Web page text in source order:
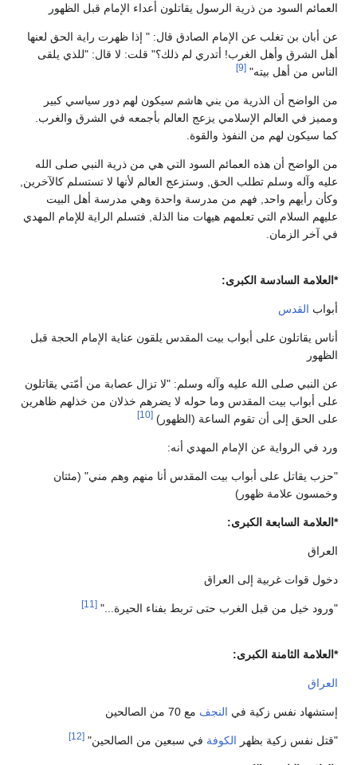
العمائم السود من ذرية الرسول يقاتلون أعداء الإمام قبل الظهور
عن أبان بن تغلب عن الإمام الصادق قال: " إذا ظهرت راية الحق لعنها
أهل الشرق وأهل الغرب! أتدري لم ذلك؟" قلت: لا قال: "للذي يلقى
الناس من أهل بيته" [9]
من الواضح أن الذرية من بني هاشم سيكون لهم دور سياسي كبير
ومميز في العالم الإسلامي يزعج العالم بأجمعه في الشرق والغرب.
كما سيكون لهم من النفوذ والقوة.
من الواضح أن هذه العمائم السود التي هي من ذرية النبي صلى الله
عليه وآله وسلم تطلب الحق, وستزعج العالم لأنها لا تستسلم كالآخرين,
وكأن رأيهم واحد, فهم من مدرسة واحدة وهي مدرسة أهل البيت
عليهم السلام التي تعلمهم هيهات منا الذلة, فتسلم الراية للإمام المهدي
في آخر الزمان.
*العلامة السادسة الكبرى:
أبواب القدس
أناس يقاتلون على أبواب بيت المقدس يلقون عناية الإمام الحجة قبل
الظهور
عن النبي صلى الله عليه وآله وسلم: "لا تزال عصابة من أمّتي يقاتلون
على أبواب بيت المقدس وما حوله لا يضرهم خذلان من خذلهم ظاهرين
على الحق إلى أن تقوم الساعة (الظهور) [10]
ورد في الرواية عن الإمام المهدي أنه:
"حزب يقاتل على أبواب بيت المقدس أنا منهم وهم مني" (مئتان
وخمسون علامة ظهور)
*العلامة السابعة الكبرى:
العراق
دخول قوات غربية إلى العراق
"ورود خيل من قبل الغرب حتى تربط بفناء الحيرة..." [11]
*العلامة الثامنة الكبرى:
العراق
إستشهاد نفس زكية في النجف مع 70 من الصالحين
"قتل نفس زكية بظهر الكوفة في سبعين من الصالحين" [12]